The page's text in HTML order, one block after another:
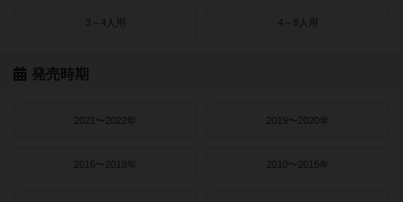
3～4人用 4～8人用
発売時期
2021〜2022年 2019〜2020年
2016〜2018年 2010〜2015年